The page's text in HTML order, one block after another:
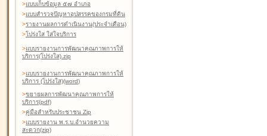
>แบบเก็บข้อมูล ๕๗ อำเภอ
>แบบสำรวจปัญหาอุปสรรคของกรมที่ดิน
>รายงานผลการดำเนินงาน(ประจำเดือน)
>โปร่งใส ใส่ใจบริการ
>แบบรายงานการพัฒนาคุณภาพการให้
บริการ(โปร่งใส).zip
>แบบรายงานการพัฒนาคุณภาพการให้
บริการ (โปร่งใส)(word)
>ขยายผลการพัฒนาคุณภาพการให้
บริการ(pdf)
>คู่มือสำหรับประชาชน Zip
>แบบรายงาน พ.ร.บ.อำนวยความ
สะดวก(zip)